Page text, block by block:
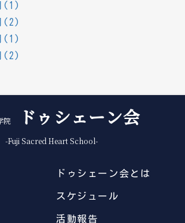
(1)
(2)
(1)
(2)
院 ドゥシェーン会
-Fuji Sacred Heart School-
ドゥシェーン会とは
スケジュール
活動報告